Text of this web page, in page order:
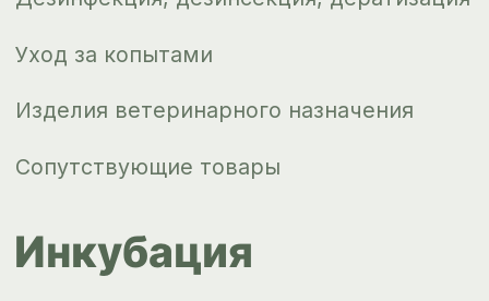
ips66@bk.ru
+7 343 264
51 17
Контакты